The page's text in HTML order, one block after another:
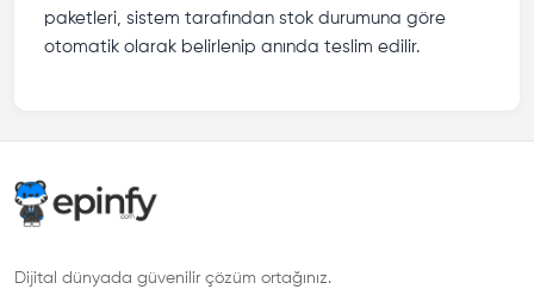
paketleri, sistem tarafından stok durumuna göre
otomatik olarak belirlenip anında teslim edilir.
Dijital dünyada güvenilir çözüm ortağınız.